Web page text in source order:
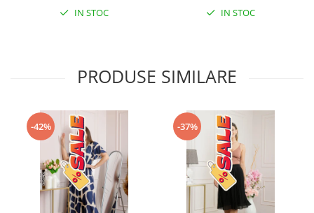
IN STOC IN STOC
PRODUSE SIMILARE
-42% -37%